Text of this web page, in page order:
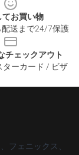
てお買い物
配送まで24/7保護
チェックアウト
ターカード / ビザ
フェニックス、